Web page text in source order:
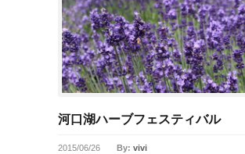
河口湖ハーブフェスティバル
2015/06/26 By: vivi